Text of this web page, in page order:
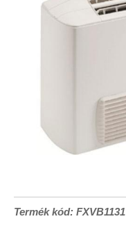
Termék kód: FXVB1131